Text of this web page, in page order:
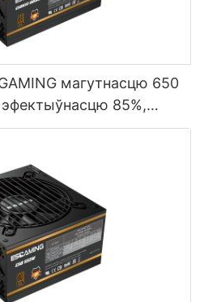
магутнасцю 650
эфектыўнасцю 85%,
для настольных